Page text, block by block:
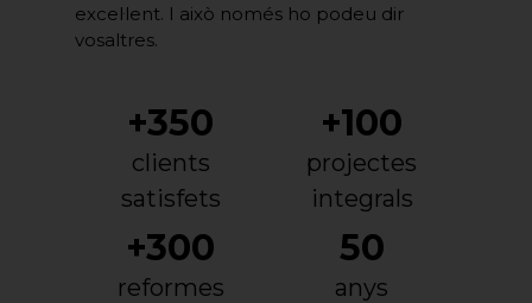
excel·lent. I això només ho podeu dir
vosaltres.
+350
clients
satisfets
+100
projectes
integrals
+300
reformes
50
anys